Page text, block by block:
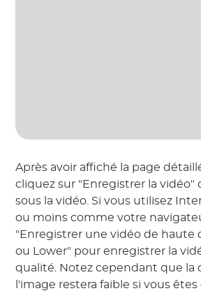
Après avoir affiché la page
cliquez sur "Enregistrer la vidéo"
sous la vidéo. Si vous utilisez
ou moins comme votre
"Enregistrer une vidéo de haute
ou Lower" pour enregistrer la
qualité. Notez cependant que la
l'image restera faible si vous